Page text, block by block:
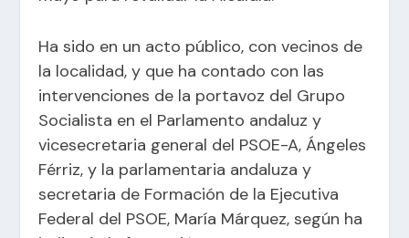
Ha sido en un acto público, con vecinos de
la localidad, y que ha contado con las
intervenciones de la portavoz del Grupo
Socialista en el Parlamento andaluz y
vicesecretaria general del PSOE-A, Ángeles
Férriz, y la parlamentaria andaluza y
secretaria de Formación de la Ejecutiva
Federal del PSOE, María Márquez, según ha